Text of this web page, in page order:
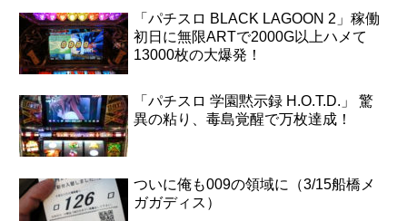
「パチスロ BLACK LAGOON 2」稼働
初日に無限ARTで2000G以上ハメて
13000枚の大爆発！
「パチスロ 学園黙示録 H.O.T.D.」 驚
異の粘り、毒島覚醒で万枚達成！
ついに俺も009の領域に（3/15船橋メ
ガガディス）